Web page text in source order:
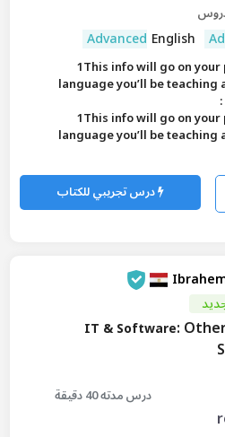
English
Advanced
1This info will go on
language you’ll be
1This info will go on
language you’ll be
درس تجريبي للكتاب
IT & Software:
درس مدته 40 دقيقة